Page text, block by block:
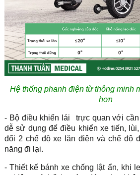
Hệ thống phanh điện từ thông minh
hơn
- Bộ điều khiển lái
trực quan với
dễ sử dụng để điều khiển xe tiến,
đổi 2 chế độ xe lăn điện và chế độ
năng đi lại.
- Thiết kế bánh xe chống lật ẩn, khi